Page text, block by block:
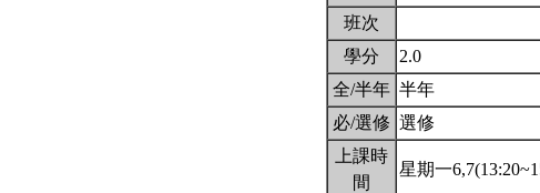
班次
學分
2.0
全/半年 半年
必/選修 選修
上課時
間
星期一